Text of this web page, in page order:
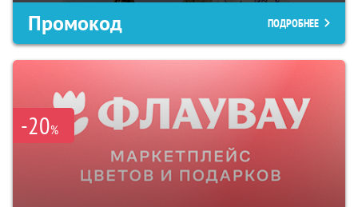
Промокод ПОДРОБНЕЕ
-20%